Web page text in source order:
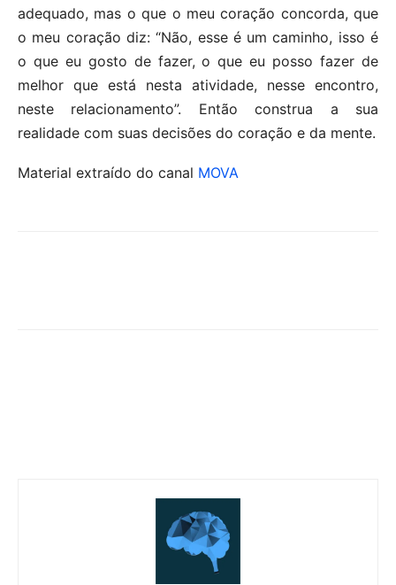
adequado, mas o que o meu coração concorda, que
o meu coração diz: “Não, esse é um caminho, isso é
o que eu gosto de fazer, o que eu posso fazer de
melhor que está nesta atividade, nesse encontro,
neste relacionamento”. Então construa a sua
realidade com suas decisões do coração e da mente.
Material extraído do canal MOVA